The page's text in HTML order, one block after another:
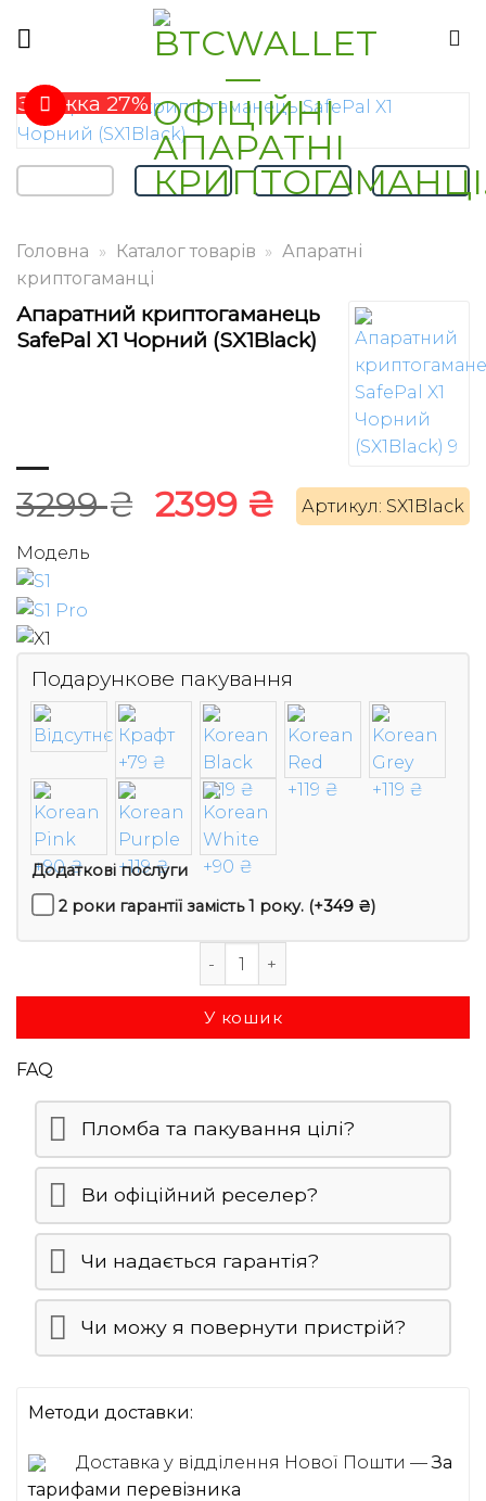
Знижка 27%
Головна » Каталог товарів » Апаратні
криптогаманці
Апаратний криптогаманець
SafePal X1 Чорний (SX1Black)
Артикул: SX1Black
3299₴ Оригінальна
2399 ₴Поточна
ціна:
Модель
Подарункове пакування
Додаткові послуги
2 роки гарантії замість 1 року. (+349 ₴)
Апаратний криптогаманець
У кошик
FAQ
Пломба та пакування цілі?
Ви офіційний реселер?
Чи надається гарантія?
Чи можу я повернути пристрій?
Методи доставки:
Доставка у відділення Нової Пошти —За
тарифами перевізника